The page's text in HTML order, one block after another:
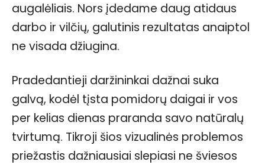
augalėliais. Nors įdedame daug atidaus
darbo ir vilčių, galutinis rezultatas anaiptol
ne visada džiugina.
Pradedantieji daržininkai dažnai suka
galvą, kodėl tįsta pomidorų daigai ir vos
per kelias dienas praranda savo natūralų
tvirtumą. Tikroji šios vizualinės problemos
priežastis dažniausiai slepiasi ne šviesos